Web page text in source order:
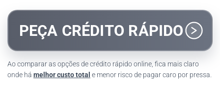
PEÇA CRÉDITO RÁPIDO
Ao comparar as opções de crédito rápido online, fica mais claro
onde há melhor custo total e menor risco de pagar caro por pressa.